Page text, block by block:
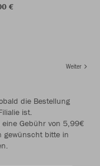
€
Weiter
die Bestellung
ist.
Gebühr von 5,99€
gewünscht bitte in